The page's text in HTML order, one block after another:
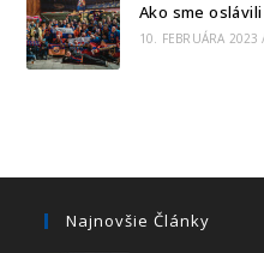
Ako sme
10. FEBRUÁRA 2023
Najnovšie Články